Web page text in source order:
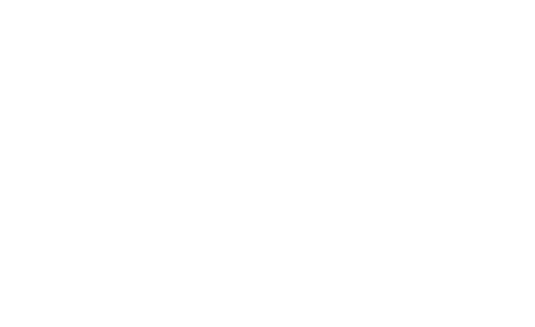
0&0&1&0\\ 0&0&0&1\\ 0&0&0&0\\
0&0&1&0\\ 0&0&0&1\\ 0&0&0&0\\
0&0&0&0\\ 0&0&0&1\\ 0&0&0&0\\